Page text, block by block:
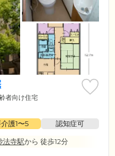
者向け住宅
護1〜5
認知症可
法寺駅から 徒歩12分